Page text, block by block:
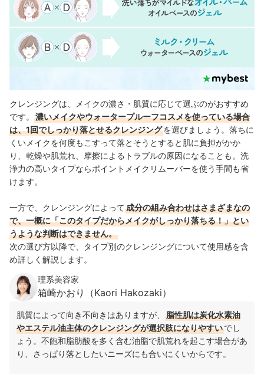
クレンジングは、メイクの濃さ・肌質に応じて選ぶのがおすすめ
です。
濃いメイクやウォータープルーフコスメを使っている場合
は、1回でしっかり落とせるクレンジングを選びましょう。落ちに
くいメイクを何度もこすって落とそうとすると肌に負担がかか
り、乾燥や肌荒れ、摩擦によるトラブルの原因になることも。洗
浄力の高いタイプならポイントメイクリムーバーを使う手間も省
けます。
一方で、 クレンジングによって成分の組み合わせはさまざまなの
で、一概に「このタイプだからメイクがしっかり落ちる！」とい
うような判断はできません。
次の選び方以降で、タイプ別のクレンジングについて使用感を含
め詳しく解説します。
理系美容家
箱崎かおり（Kaori Hakozaki）
肌質によって向き不向きはありますが、
脂性肌は炭化水素油
やエステル油主体のクレンジングが選択肢になりやすいでし
ょう。不飽和脂肪酸を多く含む油脂で肌荒れを起こす場合があ
り、さっぱり落としたいニーズにも合いにくいからです。